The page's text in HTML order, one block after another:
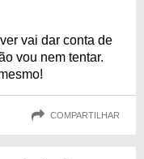
vai dar conta de
vou nem tentar.
COMPARTILHAR